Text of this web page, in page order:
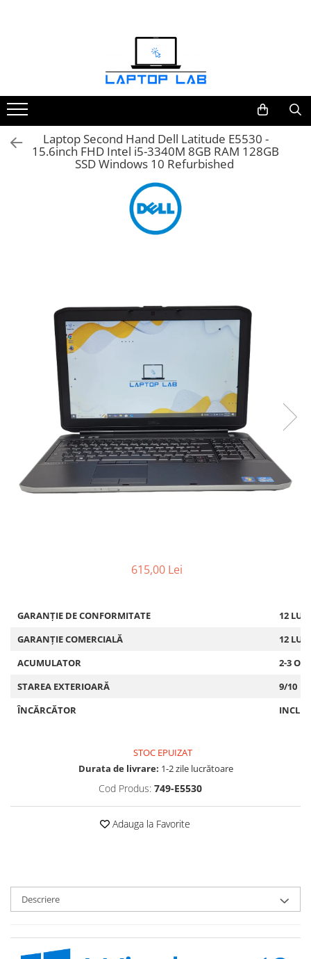
Mouseuri
Încărcătoare
Laptop Second Hand Dell Latitude E5530 -
15.6inch FHD Intel i5-3340M 8GB RAM 128GB
SSD Windows 10 Refurbished
615,00 Lei
GARANȚIE DE CONFORMITATE
12
GARANȚIE COMERCIALĂ
12
ACUMULATOR
2-3 ORE
STAREA EXTERIOARĂ
9/10
ÎNCĂRCĂTOR
INCLUS
STOC EPUIZAT
Durata de livrare: 1-2 zile lucrătoare
Cod Produs: 749-E5530
Adauga la Favorite
Descriere